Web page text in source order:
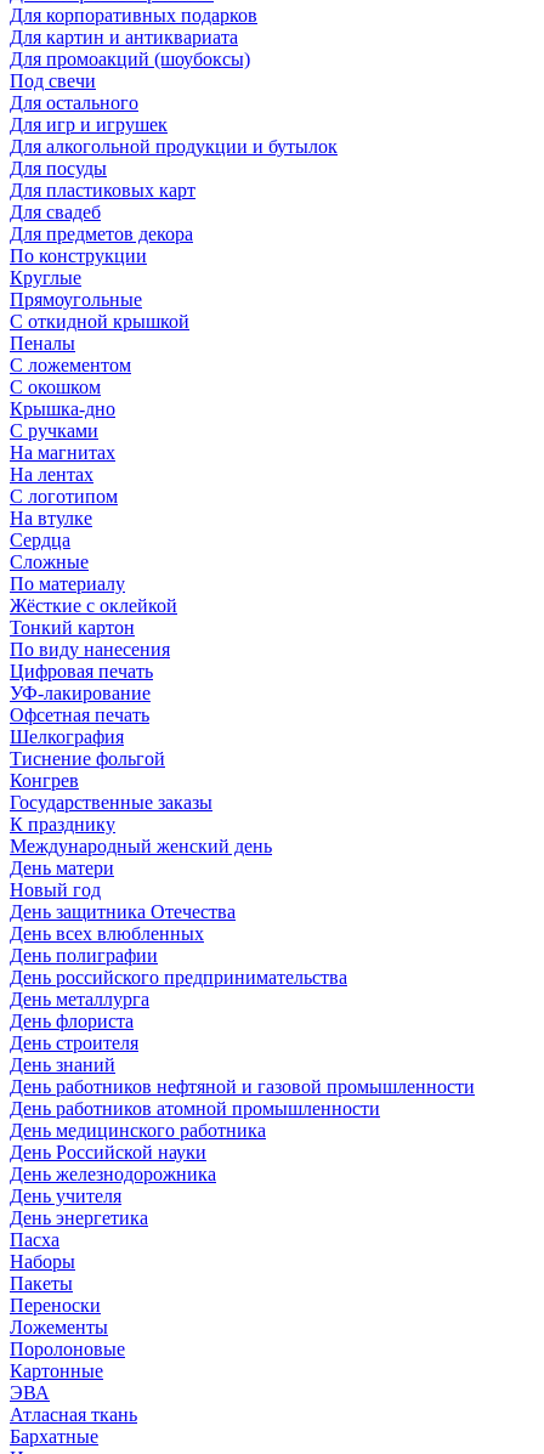
Для корпоративных подарков
Для картин и антиквариата
Для промоакций (шоубоксы)
Под свечи
Для остального
Для игр и игрушек
Для алкогольной продукции и бутылок
Для посуды
Для пластиковых карт
Для свадеб
Для предметов декора
По конструкции
Круглые
Прямоугольные
С откидной крышкой
Пеналы
С ложементом
С окошком
Крышка-дно
С ручками
На магнитах
На лентах
С логотипом
На втулке
Сердца
Сложные
По материалу
Жёсткие с оклейкой
Тонкий картон
По виду нанесения
Цифровая печать
УФ-лакирование
Офсетная печать
Шелкография
Тиснение фольгой
Конгрев
Государственные заказы
К празднику
Международный женский день
День матери
Новый год
День защитника Отечества
День всех влюбленных
День полиграфии
День российского предпринимательства
День металлурга
День флориста
День строителя
День знаний
День работников нефтяной и газовой промышленности
День работников атомной промышленности
День медицинского работника
День Российской науки
День железнодорожника
День учителя
День энергетика
Пасха
Наборы
Пакеты
Переноски
Ложементы
Поролоновые
Картонные
ЭВА
Атласная ткань
Бархатные